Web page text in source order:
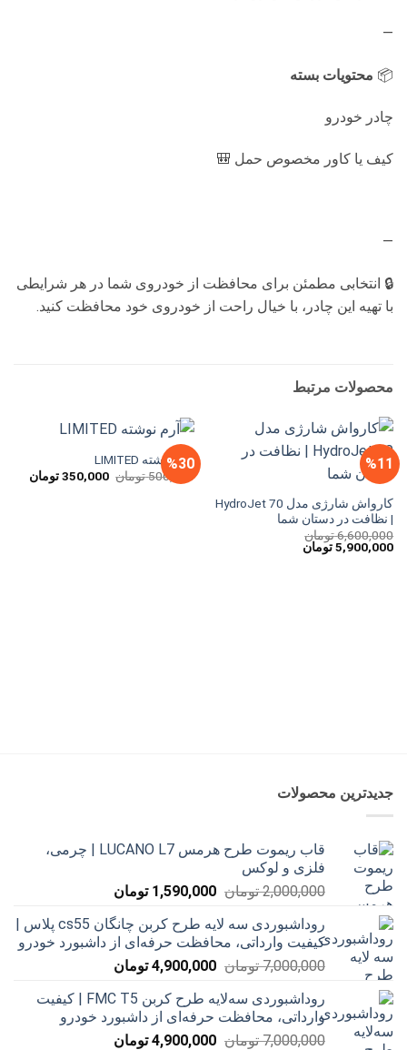
—
📦 محتویات بسته
چادر خودرو
کیف یا کاور مخصوص حمل 🎒
—
🔒 انتخابی مطمئن برای محافظت از خودروی شما در هر شرایطی
با تهیه این چادر، با خیال راحت از خودروی خود محافظت کنید.
محصولات مرتبط
%11
کارواش شارژی مدل HydroJet 70
| نظافت در دستان شما
6,600,000تومان
قیمت
اصلی
5,900,000 تومانقیمت
%30
آرم نوشته LIMITED
500,000تومان قیمت
اصلی
350,000تومانقیمت
جدیدترین محصولات
قاب ریموت طرح هرمس LUCANO L7 | چرمی،
فلزی و لوکس
2,000,000 تومان قیمت
2,000,000 تومان
بود.
1,590,000 تومانقیمت
1,590,000 تومان
است.
روداشبوردی سه‌ لایه طرح کربن چانگان cs55 پلاس |
کیفیت وارداتی، محافظت حرفه‌ای از داشبورد خودرو
7,000,000 تومان قیمت
7,000,000 تومان
بود.
4,900,000 تومانقیمت
4,900,000 تومان
است.
روداشبوردی سه‌لایه طرح کربن FMC T5 | کیفیت
وارداتی، محافظت حرفه‌ای از داشبورد خودرو
7,000,000 تومان قیمت
4,900,000 تومانقیمت